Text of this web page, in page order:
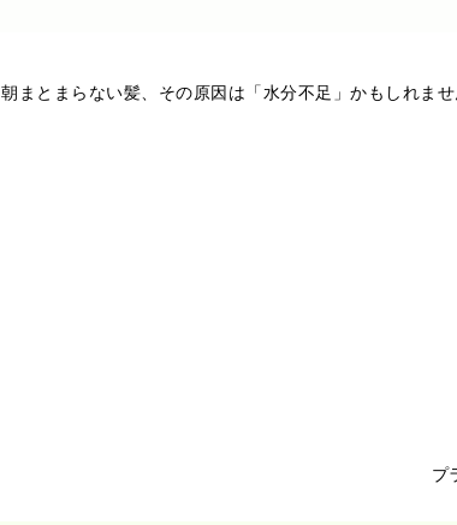
朝まとまらない髪、その原因は「水分不足」かもしれませ
プ